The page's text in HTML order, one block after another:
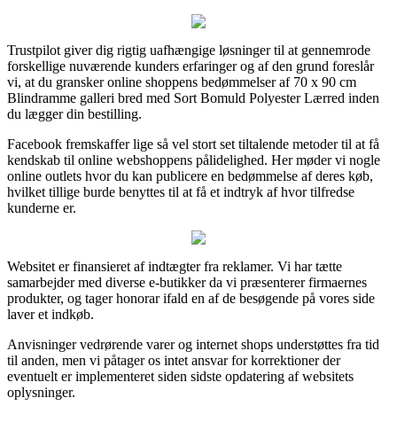
Trustpilot giver dig rigtig uafhængige løsninger til at gennemrode
forskellige nuværende kunders erfaringer og af den grund foreslår
vi, at du gransker online shoppens bedømmelser af 70 x 90 cm
Blindramme galleri bred med Sort Bomuld Polyester Lærred inden
du lægger din bestilling.
Facebook fremskaffer lige så vel stort set tiltalende metoder til at få
kendskab til online webshoppens pålidelighed. Her møder vi nogle
online outlets hvor du kan publicere en bedømmelse af deres køb,
hvilket tillige burde benyttes til at få et indtryk af hvor tilfredse
kunderne er.
Websitet er finansieret af indtægter fra reklamer. Vi har tætte
samarbejder med diverse e-butikker da vi præsenterer firmaernes
produkter, og tager honorar ifald en af de besøgende på vores side
laver et indkøb.
Anvisninger vedrørende varer og internet shops understøttes fra tid
til anden, men vi påtager os intet ansvar for korrektioner der
eventuelt er implementeret siden sidste opdatering af websitets
oplysninger.